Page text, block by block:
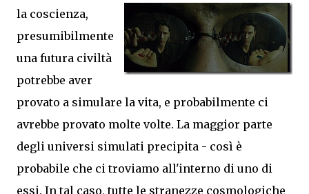
la coscienza,
presumibilmente
una futura civiltà
potrebbe aver
provato a simulare la vita, e probabilmente ci
avrebbe provato molte volte. La maggior parte
degli universi simulati precipita - così è
probabile che ci troviamo all'interno di uno di
essi. In tal caso, tutte le stranezze cosmologiche